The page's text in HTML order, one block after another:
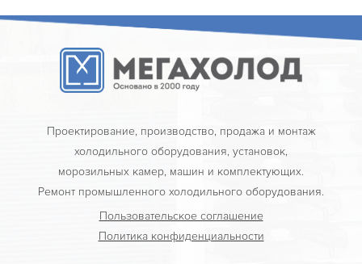
Проектирование, производство, продажа и монтаж
холодильного оборудования, установок,
морозильных камер, машин и комплектующих.
Ремонт промышленного холодильного оборудования.
Пользовательское соглашение
Политика конфиденциальности